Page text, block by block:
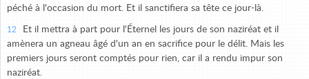
péché à l'occasion du mort. Et il sanctifiera sa tête ce jour-là.
12
Et il mettra à part pour l'Éternel les jours de son naziréat et il
amènera un agneau âgé d'un an en sacrifice pour le délit. Mais les
premiers jours seront comptés pour rien, car il a rendu impur son
naziréat.